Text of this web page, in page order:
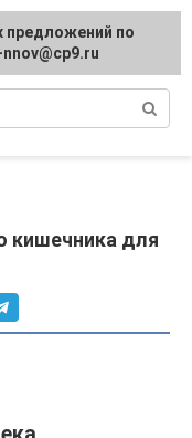
кишечника для
по